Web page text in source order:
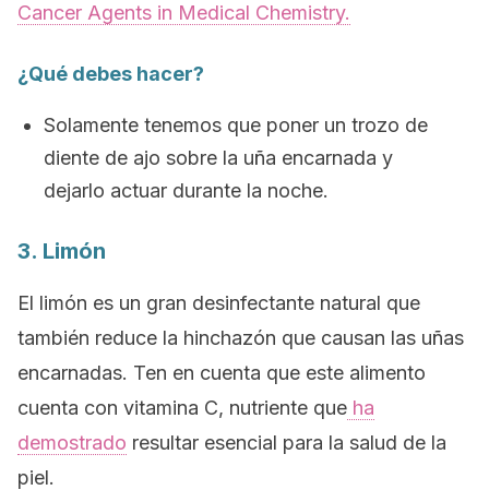
Cancer Agents in Medical Chemistry.
¿Qué debes hacer?
Solamente tenemos que poner un trozo de
diente de ajo sobre la uña encarnada y
dejarlo actuar durante la noche.
3. Limón
El limón es un gran desinfectante natural que
también reduce la hinchazón que causan las uñas
encarnadas. Ten en cuenta que este alimento
cuenta con vitamina C, nutriente que ha
demostrado resultar esencial para la salud de la
piel.